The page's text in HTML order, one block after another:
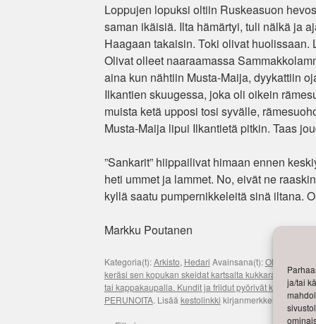
ja/tai
Loppujen lopuksi oltiin Ruskeasuon
saman ikäisiä. Ilta hämärtyi, tuli nälkä ja
Haagaan takaisin. Toki olivat
Olivat olleet naaraamassa
aina kun nähtiin Musta-Maija, dyykattiin
Ilkantien skuugessa, joka oli oikein
muista ketä upposi tosi syvälle,
Musta-Maija lipui Ilkantietä pitkin. Taas
”Sankarit” hiippailivat himaan ennen
heti ummet ja lammet. No, eivät ne
kyllä saatu pumpernikkeleitä sinä iltana.
Markku Poutanen
Kategoria(t):Arkisto, Hedari Avainsana(t):Oli
keräsi sen kopukan skeidat kartsalta
tai kappakaupalla. Kundit ja friidut pyörivät kauppiaan
PERUNOITA. Lisää kestolinkki kirjanmerkkeihisi.